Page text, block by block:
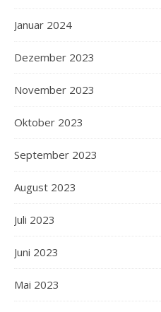
Januar 2024
Dezember 2023
November 2023
Oktober 2023
September 2023
August 2023
Juli 2023
Juni 2023
Mai 2023